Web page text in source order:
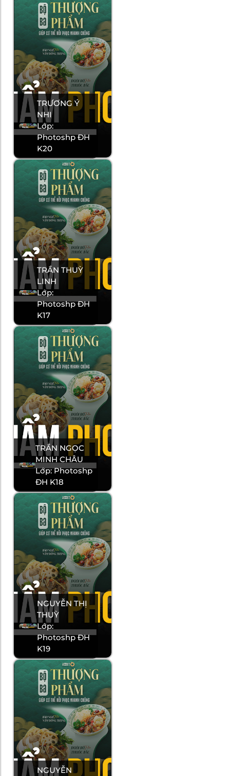
TRƯƠNG Ý
NHI
Lớp:
Photoshp ĐH
K20
TRẦN THUỲ
LINH
Lớp:
Photoshp ĐH
K17
TRẦN NGỌC
MINH CHÂU
Lớp: Photoshp
ĐH K18
NGUYỄN THỊ
THUỲ
Lớp:
Photoshp ĐH
K19
NGUYỄN